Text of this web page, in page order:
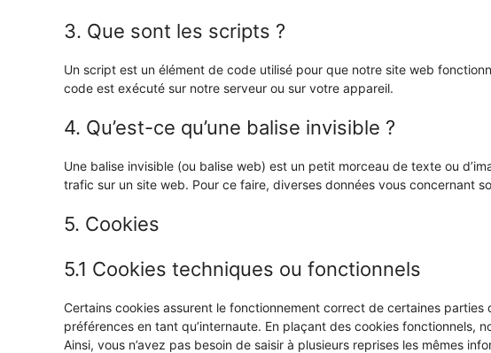
3. Que sont les scripts ?
Un script est un élément de code utilisé pour que notre site web
code est exécuté sur notre serveur ou sur votre appareil.
4. Qu’est-ce qu’une balise invisible ?
Une balise invisible (ou balise web) est un petit morceau de texte ou
trafic sur un site web. Pour ce faire, diverses données vous concernant
5. Cookies
5.1 Cookies techniques ou fonctionnels
Certains cookies assurent le fonctionnement correct de certaines
préférences en tant qu’internaute. En plaçant des cookies fonctionnels,
Ainsi, vous n’avez pas besoin de saisir à plusieurs reprises les mêmes